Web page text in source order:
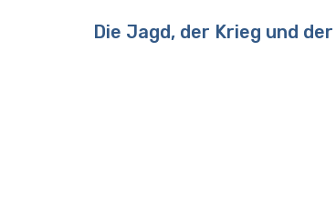
Die Jagd, der Krieg und